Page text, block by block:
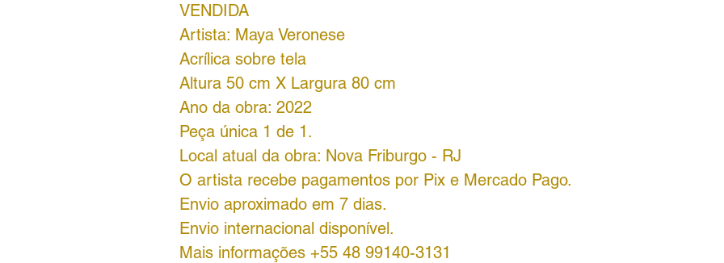
VENDIDA
Artista: Maya Veronese
Acrílica sobre tela
Altura 50 cm X Largura 80 cm
Ano da obra: 2022
Peça única 1 de 1.
Local atual da obra: Nova Friburgo - RJ
O artista recebe pagamentos por Pix e Mercado Pago.
Envio aproximado em 7 dias.
Envio internacional disponível.
Mais informações +55 48 99140-3131